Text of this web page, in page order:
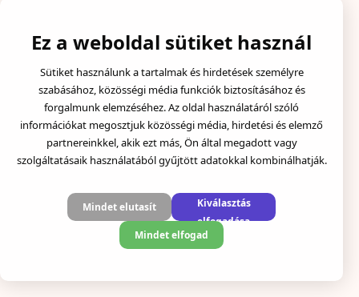
Ez a weboldal sütiket használ
Sütiket használunk a tartalmak és hirdetések személyre
szabásához, közösségi média funkciók biztosításához és
forgalmunk elemzéséhez. Az oldal használatáról szóló
információkat megosztjuk közösségi média, hirdetési és elemző
partnereinkkel, akik ezt más, Ön által megadott vagy
szolgáltatásaik használatából gyűjtött adatokkal kombinálhatják.
Mindet elutasít
Kiválasztás
elfogadása
Mindet elfogad